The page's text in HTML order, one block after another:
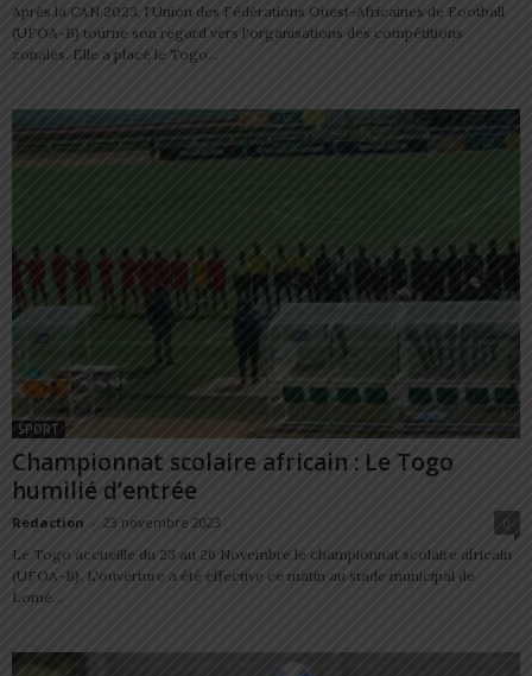
Après la CAN 2023, l'Union des Fédérations Ouest-Africaines de Football
(UFOA-B) tourne son regard vers l'organisations des compétitions
zonales. Elle a placé le Togo...
SPORT
Championnat scolaire africain : Le Togo
humilié d’entrée
Redaction - 23 novembre 2023
0
Le Togo accueille du 23 au 26 Novembre le championnat scolaire africain
(UFOA-B). L'ouverture a été effective ce matin au stade municipal de
Lomé...